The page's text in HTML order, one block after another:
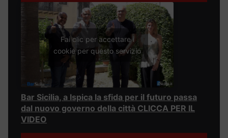
Fai clic per accettare i
cookie per questo servizio
Bar Sicilia, a Ispica la sfida per il futuro passa
dal nuovo governo della città CLICCA PER IL
VIDEO